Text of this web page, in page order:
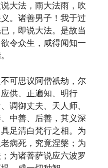
大法，雨大法雨，吹
。诸善男子！我于过
，即说大法。是故当
令众生，咸得闻知一
可思议阿僧祇劫，尔
供、正遍知、明行
调御丈夫、天人师、
中善、后善，其义深
足清白梵行之相。为
病死，究竟涅槃；为
为诸菩萨说应六波罗